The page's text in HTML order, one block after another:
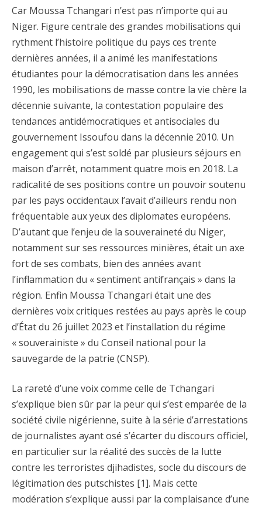
Car Moussa Tchangari n’est pas n’importe qui au
Niger. Figure centrale des grandes mobilisations qui
rythment l’histoire politique du pays ces trente
dernières années, il a animé les manifestations
étudiantes pour la démocratisation dans les années
1990, les mobilisations de masse contre la vie chère la
décennie suivante, la contestation populaire des
tendances antidémocratiques et antisociales du
gouvernement Issoufou dans la décennie 2010. Un
engagement qui s’est soldé par plusieurs séjours en
maison d’arrêt, notamment quatre mois en 2018. La
radicalité de ses positions contre un pouvoir soutenu
par les pays occidentaux l’avait d’ailleurs rendu non
fréquentable aux yeux des diplomates européens.
D’autant que l’enjeu de la souveraineté du Niger,
notamment sur ses ressources minières, était un axe
fort de ses combats, bien des années avant
l’inflammation du « sentiment antifrançais » dans la
région. Enfin Moussa Tchangari était une des
dernières voix critiques restées au pays après le coup
d’État du 26 juillet 2023 et l’installation du régime
« souverainiste » du Conseil national pour la
sauvegarde de la patrie (CNSP).
La rareté d’une voix comme celle de Tchangari
s’explique bien sûr par la peur qui s’est emparée de la
société civile nigérienne, suite à la série d’arrestations
de journalistes ayant osé s’écarter du discours officiel,
en particulier sur la réalité des succès de la lutte
contre les terroristes djihadistes, socle du discours de
légitimation des putschistes [1]. Mais cette
modération s’explique aussi par la complaisance d’une